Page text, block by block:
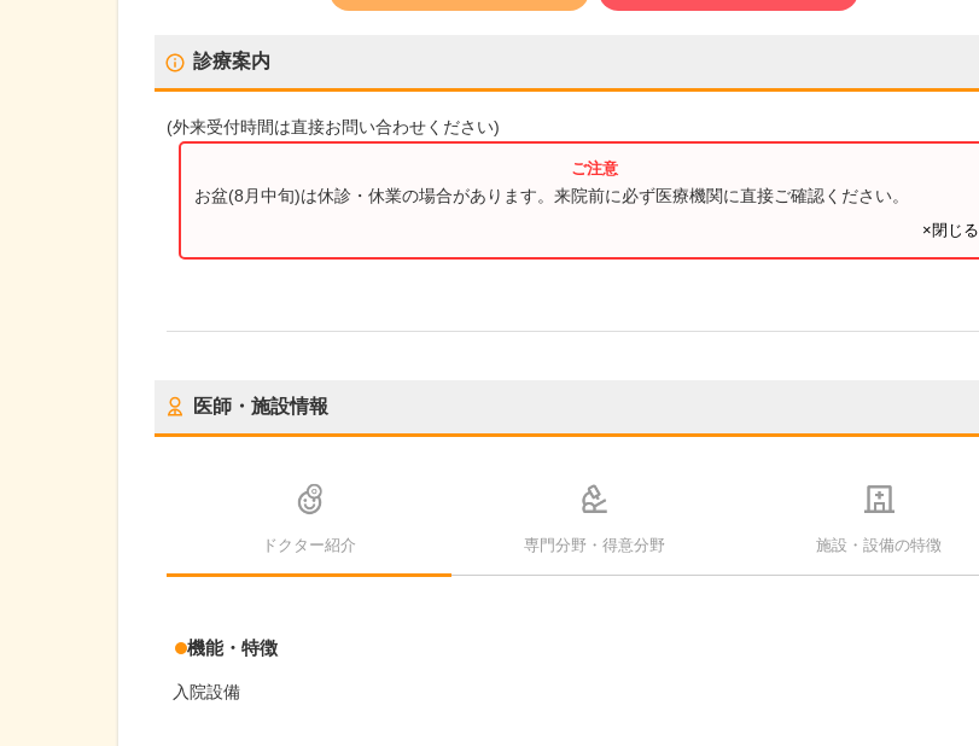
診療案内
(外来受付時間は直接お問い合わせください)
お盆(8月中旬)は休診・休業の場合があります。来院前に必ず医療機関に直接ご確認ください。
×閉じる
医師・施設情報
ドクター紹介 専門分野・得意分野 施設・設備の特徴
機能・特徴
入院設備